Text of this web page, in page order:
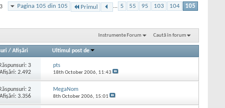
Pagina 105 din 105 Primul ... 5 55 95 103 104 105
Instrumente Forum Caută în forum
/ Afişări Ultimul post de
Răspunsuri:3
Afişări: 2.492
pts
18th October 2006, 11:43
Răspunsuri:2
Afişări: 3.356
MegaNom
8th October 2006, 15:01